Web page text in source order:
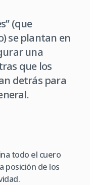
(que
se plantan en
una
que los
detrás para
todo el cuero
posición de los